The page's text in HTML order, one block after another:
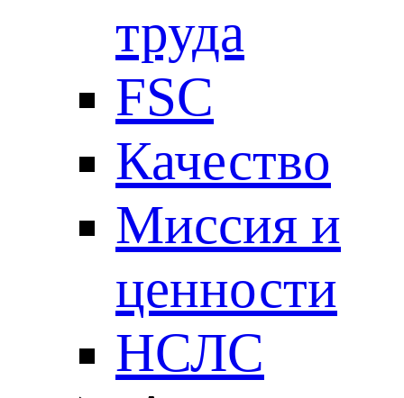
труда
FSC
Качество
Миссия и
ценности
НСЛС